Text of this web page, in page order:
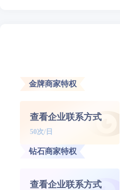
金牌商家特权
查看企业联系方式
50次/日
钻石商家特权
查看企业联系方式